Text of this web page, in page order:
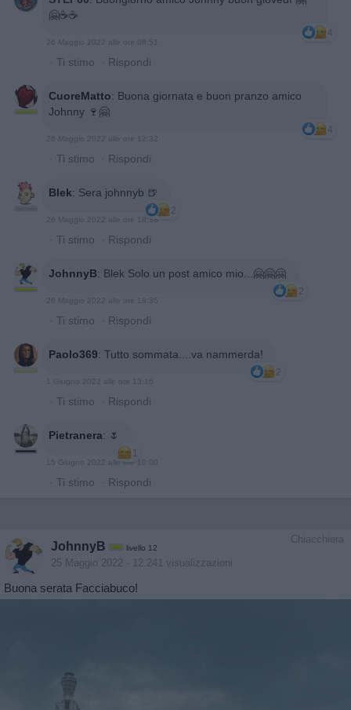
🤗☕☕
4
26 Maggio 2022 alle ore 08:51
· Ti stimo · Rispondi
CuoreMatto: Buona giornata e buon pranzo amico
Johnny 🍷🤗
4
26 Maggio 2022 alle ore 12:32
· Ti stimo · Rispondi
Blek: Sera johnnyb 🍺
2
26 Maggio 2022 alle ore 18:33
· Ti stimo · Rispondi
JohnnyB: Blek Solo un post amico mio...🤗🤗🤗
2
26 Maggio 2022 alle ore 18:35
· Ti stimo · Rispondi
Paolo369: Tutto sommata....va nammerda!
2
1 Giugno 2022 alle ore 13:16
· Ti stimo · Rispondi
Pietranera: 🌷
1
15 Giugno 2022 alle ore 10:00
· Ti stimo · Rispondi
Chiacchiera
JohnnyB livello 12
25 Maggio 2022 - 12.241 visualizzazioni
Buona serata Facciabuco!